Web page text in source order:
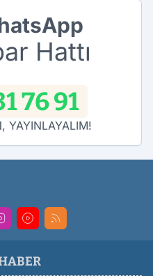
Hattı
76 91
YAYINLAYALIM!